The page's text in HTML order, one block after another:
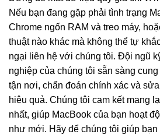
Nếu bạn đang gặp phải tình trạng
Chrome ngốn RAM và treo máy,
thuật nào khác mà không thể tự
ngại liên hệ với chúng tôi. Đội ngũ
nghiệp của chúng tôi sẵn sàng
tận nơi, chẩn đoán chính xác và
hiệu quả. Chúng tôi cam kết mang
nhất, giúp MacBook của bạn hoạt
như mới. Hãy để chúng tôi giúp